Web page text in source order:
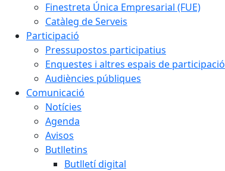
Finestreta Única Empresarial (FUE)
Catàleg de Serveis
Participació
Pressupostos participatius
Enquestes i altres espais de participació
Audiències públiques
Comunicació
Notícies
Agenda
Avisos
Butlletins
Butlletí digital